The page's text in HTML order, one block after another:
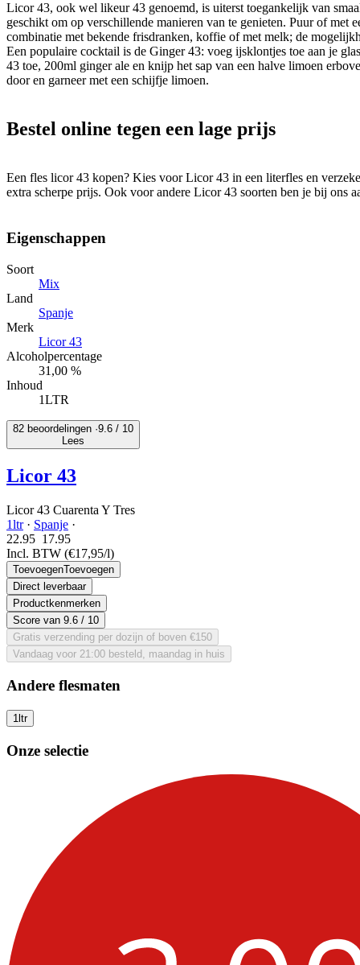
Licor 43, ook wel likeur 43 genoemd, is uiterst toegankelijk van
geschikt om op verschillende manieren van te genieten. Puur of met
combinatie met bekende frisdranken, koffie of met melk; de
Een populaire cocktail is de Ginger 43: voeg ijsklontjes toe aan je
43 toe, 200ml ginger ale en knijp het sap van een halve limoen
door en garneer met een schijfje limoen.
Bestel online tegen een lage prijs
Een fles licor 43 kopen? Kies voor Licor 43 in een literfles en
extra scherpe prijs. Ook voor andere Licor 43 soorten ben je bij ons
Eigenschappen
Soort
Mix
Land
Spanje
Merk
Licor 43
Alcoholpercentage
31,00 %
Inhoud
1LTR
82 beoordelingen ·9.6 / 10
Lees
Licor 43
Licor 43 Cuarenta Y Tres
1ltr· Spanje ·
22.95 17.95
Incl. BTW (€17,95/l)
ToevoegenToevoegen
Direct leverbaar
Productkenmerken
Score van 9.6 / 10
Gratis verzending per dozijn of boven €150
Vandaag voor 21:00 besteld, maandag in huis
Andere flesmaten
1ltr
Onze selectie